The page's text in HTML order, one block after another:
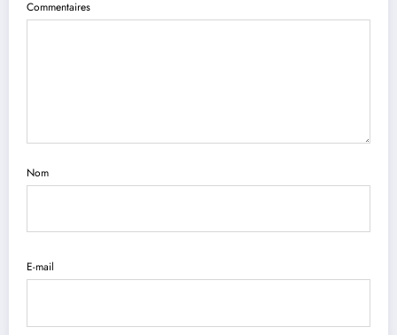
Commentaires
Nom
E-mail